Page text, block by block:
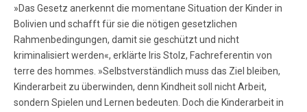
»Das Gesetz anerkennt die momentane Situation der Kinder in
Bolivien und schafft für sie die nötigen gesetzlichen
Rahmenbedingungen, damit sie geschützt und nicht
kriminalisiert werden«, erklärte Iris Stolz, Fachreferentin von
terre des hommes. »Selbstverständlich muss das Ziel bleiben,
Kinderarbeit zu überwinden, denn Kindheit soll nicht Arbeit,
sondern Spielen und Lernen bedeuten. Doch die Kinderarbeit in